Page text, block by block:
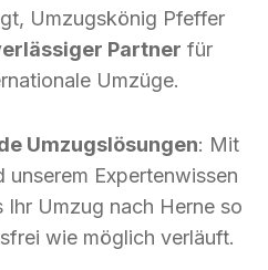
Umzugskönig Pfeffer
Partner für
Umzüge.
Umzugslösungen: Mit
unserem Expertenwissen
Ihr Umzug nach Herne so
wie möglich verläuft.